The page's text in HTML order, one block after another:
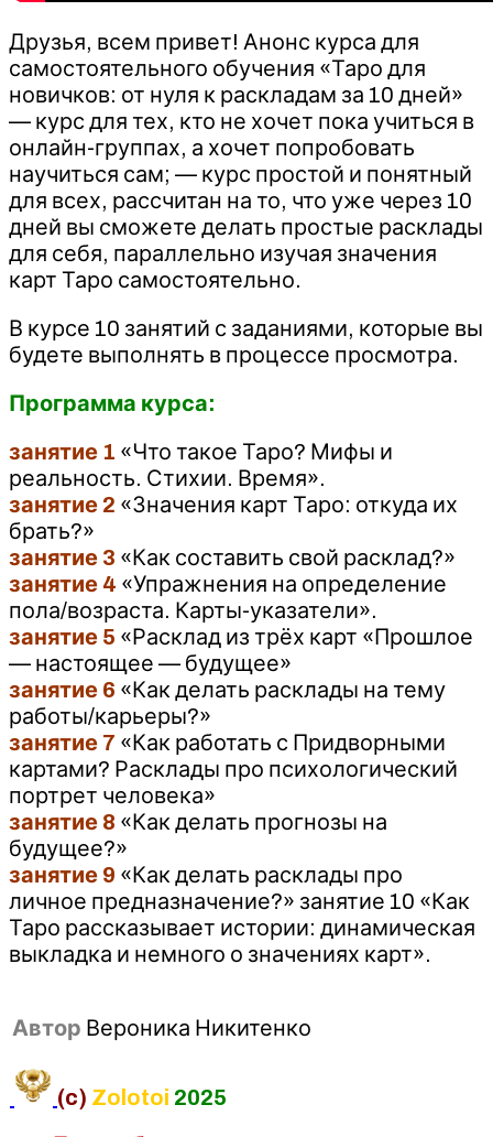
Друзья, всем привет! Анонс курса для
самостоятельного обучения «Таро для
новичков: от нуля к раскладам за 10 дней»
— курс для тех, кто не хочет пока учиться в
онлайн-группах, а хочет попробовать
научиться сам; — курс простой и понятный
для всех, рассчитан на то, что уже через 10
дней вы сможете делать простые расклады
для себя, параллельно изучая значения
карт Таро самостоятельно.
В курсе 10 занятий с заданиями, которые вы
будете выполнять в процессе просмотра.
Программа курса:
занятие 1 «Что такое Таро? Мифы и
реальность. Стихии. Время».
занятие 2 «Значения карт Таро: откуда их
брать?»
занятие 3 «Как составить свой расклад?»
занятие 4 «Упражнения на определение
пола/возраста. Карты-указатели».
занятие 5 «Расклад из трёх карт «Прошлое
— настоящее — будущее»
занятие 6 «Как делать расклады на тему
работы/карьеры?»
занятие 7 «Как работать с Придворными
картами? Расклады про психологический
портрет человека»
занятие 8 «Как делать прогнозы на
будущее?»
занятие 9 «Как делать расклады про
личное предназначение?» занятие 10 «Как
Таро рассказывает истории: динамическая
выкладка и немного о значениях карт».
Автор Вероника Никитенко
(c) Zolotoi 2025